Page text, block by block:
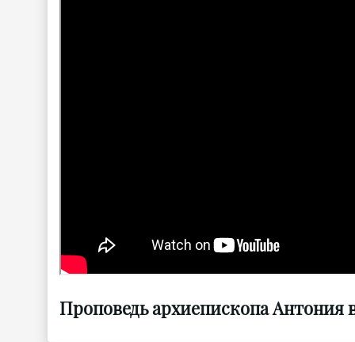
Проповедь архиепископа Антония